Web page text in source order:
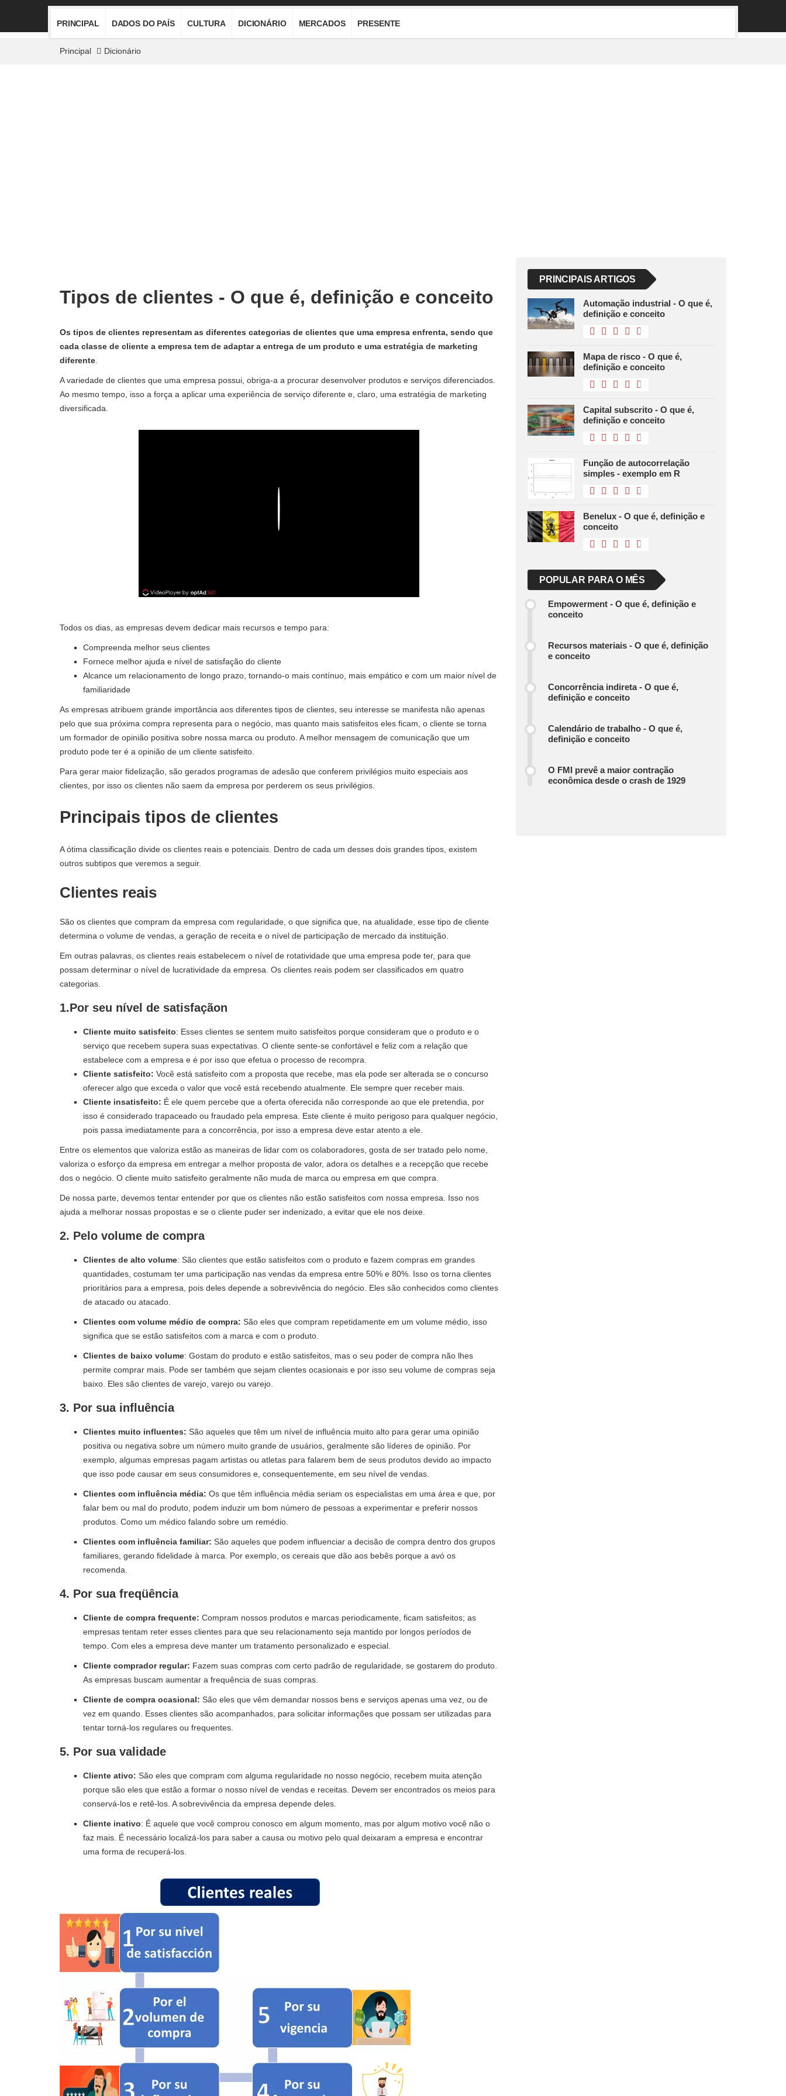
PRINCIPAL DADOS DO PAÍS CULTURA DICIONÁRIO MERCADOS PRESENTE
Principal Dicionário
Tipos de clientes - O que é, definição e conceito
Os tipos de clientes representam as diferentes categorias de clientes que uma empresa enfrenta, sendo que
cada classe de cliente a empresa tem de adaptar a entrega de um produto e uma estratégia de marketing
diferente
A variedade de clientes que uma empresa possui, obriga-a a procurar desenvolver produtos e serviços diferenciados.
Ao mesmo tempo, isso a força a aplicar uma experiência de serviço diferente e, claro, uma estratégia de marketing
diversificada.
Todos os dias, as empresas devem dedicar mais recursos e tempo para:
Compreenda melhor seus clientes
Fornece melhor ajuda e nível de satisfação do cliente
Alcance um relacionamento de longo prazo, tornando-o mais contínuo, mais empático e com um maior nível de
familiaridade
As empresas atribuem grande importância aos diferentes tipos de clientes, seu interesse se manifesta não apenas
pelo que sua próxima compra representa para o negócio, mas quanto mais satisfeitos eles ficam, o cliente se torna
um formador de opinião positiva sobre nossa marca ou produto. A melhor mensagem de comunicação que um
produto pode ter é a opinião de um cliente satisfeito.
Para gerar maior fidelização, são gerados programas de adesão que conferem privilégios muito especiais aos
clientes, por isso os clientes não saem da empresa por perderem os seus privilégios.
Principais tipos de clientes
A ótima classificação divide os clientes reais e potenciais. Dentro de cada um desses dois grandes tipos, existem
outros subtipos que veremos a seguir.
Clientes reais
São os clientes que compram da empresa com regularidade, o que significa que, na atualidade, esse tipo de cliente
determina o volume de vendas, a geração de receita e o nível de participação de mercado da instituição.
Em outras palavras, os clientes reais estabelecem o nível de rotatividade que uma empresa pode ter, para que
possam determinar o nível de lucratividade da empresa. Os clientes reais podem ser classificados em quatro
categorias.
1.Por seu nível de satisfaçãon
Cliente muito satisfeito: Esses clientes se sentem muito satisfeitos porque consideram que o produto e o
serviço que recebem supera suas expectativas. O cliente sente-se confortável e feliz com a relação que
estabelece com a empresa e é por isso que efetua o processo de recompra.
Cliente satisfeito: Você está satisfeito com a proposta que recebe, mas ela pode ser alterada se o concurso
oferecer algo que exceda o valor que você está recebendo atualmente. Ele sempre quer receber mais.
Cliente insatisfeito: É ele quem percebe que a oferta oferecida não corresponde ao que ele pretendia, por
isso é considerado trapaceado ou fraudado pela empresa. Este cliente é muito perigoso para qualquer negócio,
pois passa imediatamente para a concorrência, por isso a empresa deve estar atento a ele.
Entre os elementos que valoriza estão as maneiras de lidar com os colaboradores, gosta de ser tratado pelo nome,
valoriza o esforço da empresa em entregar a melhor proposta de valor, adora os detalhes e a recepção que recebe
dos o negócio. O cliente muito satisfeito geralmente não muda de marca ou empresa em que compra.
De nossa parte, devemos tentar entender por que os clientes não estão satisfeitos com nossa empresa. Isso nos
ajuda a melhorar nossas propostas e se o cliente puder ser indenizado, a evitar que ele nos deixe.
2. Pelo volume de compra
Clientes de alto volume: São clientes que estão satisfeitos com o produto e fazem compras em grandes
quantidades, costumam ter uma participação nas vendas da empresa entre 50% e 80%. Isso os torna clientes
prioritários para a empresa, pois deles depende a sobrevivência do negócio. Eles são conhecidos como clientes
de atacado ou atacado.
Clientes com volume médio de compra: São eles que compram repetidamente em um volume médio, isso
significa que se estão satisfeitos com a marca e com o produto.
Clientes de baixo volume: Gostam do produto e estão satisfeitos, mas o seu poder de compra não lhes
permite comprar mais. Pode ser também que sejam clientes ocasionais e por isso seu volume de compras seja
baixo. Eles são clientes de varejo, varejo ou varejo.
3. Por sua influência
Clientes muito influentes: São aqueles que têm um nível de influência muito alto para gerar uma opinião
positiva ou negativa sobre um número muito grande de usuários, geralmente são líderes de opinião. Por
exemplo, algumas empresas pagam artistas ou atletas para falarem bem de seus produtos devido ao impacto
que isso pode causar em seus consumidores e, consequentemente, em seu nível de vendas.
Clientes com influência média: Os que têm influência média seriam os especialistas em uma área e que, por
falar bem ou mal do produto, podem induzir um bom número de pessoas a experimentar e preferir nossos
produtos. Como um médico falando sobre um remédio.
Clientes com influência familiar: São aqueles que podem influenciar a decisão de compra dentro dos grupos
familiares, gerando fidelidade à marca. Por exemplo, os cereais que dão aos bebês porque a avó os
recomenda.
4. Por sua freqüência
Cliente de compra frequente: Compram nossos produtos e marcas periodicamente, ficam satisfeitos; as
empresas tentam reter esses clientes para que seu relacionamento seja mantido por longos períodos de
tempo. Com eles a empresa deve manter um tratamento personalizado e especial.
Cliente comprador regular: Fazem suas compras com certo padrão de regularidade, se gostarem do produto.
As empresas buscam aumentar a frequência de suas compras.
Cliente de compra ocasional: São eles que vêm demandar nossos bens e serviços apenas uma vez, ou de
vez em quando. Esses clientes são acompanhados, para solicitar informações que possam ser utilizadas para
tentar torná-los regulares ou frequentes.
5. Por sua validade
Cliente ativo: São eles que compram com alguma regularidade no nosso negócio, recebem muita atenção
porque são eles que estão a formar o nosso nível de vendas e receitas. Devem ser encontrados os meios para
conservá-los e retê-los. A sobrevivência da empresa depende deles.
Cliente inativo: É aquele que você comprou conosco em algum momento, mas por algum motivo você não o
faz mais. É necessário localizá-los para saber a causa ou motivo pelo qual deixaram a empresa e encontrar
uma forma de recuperá-los.
PRINCIPAIS ARTIGOS
Automação industrial - O que é,
definição e conceito
Mapa de risco - O que é,
definição e conceito
Capital subscrito - O que é,
definição e conceito
Função de autocorrelação
simples - exemplo em R
Benelux - O que é, definição e
conceito
POPULAR PARA O MÊS
Empowerment - O que é, definição e
conceito
Recursos materiais - O que é, definição
e conceito
Concorrência indireta - O que é,
definição e conceito
Calendário de trabalho - O que é,
definição e conceito
O FMI prevê a maior contração
econômica desde o crash de 1929